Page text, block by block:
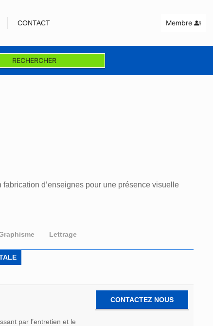
CONTACT Membre
RECHERCHER
d’enseignes pour une présence visuelle
Lettrage
par l’entretien et le
CONTACTEZ NOUS